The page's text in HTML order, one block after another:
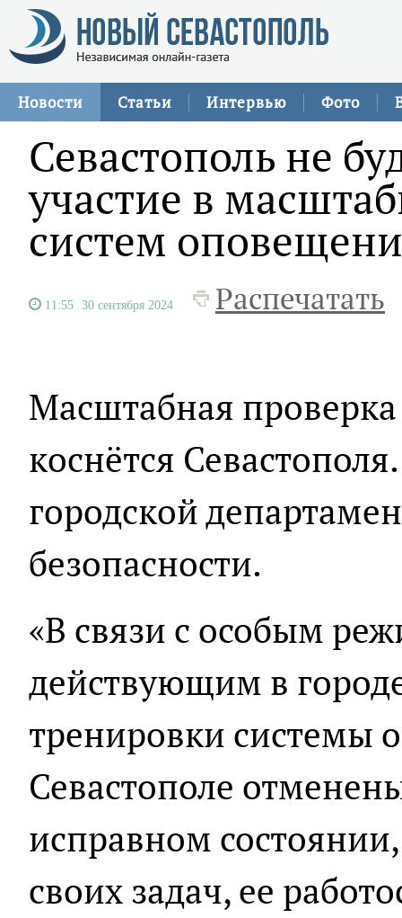
Новости Статьи Интервью Фото
Севастополь не
участие в
систем
11:55 30 сентября 2024 Распечатать
Масштабная
коснётся
городской
безопасности.
«В связи с особым
действующим в
тренировки системы
Севастополе
исправном
своих задач, ее